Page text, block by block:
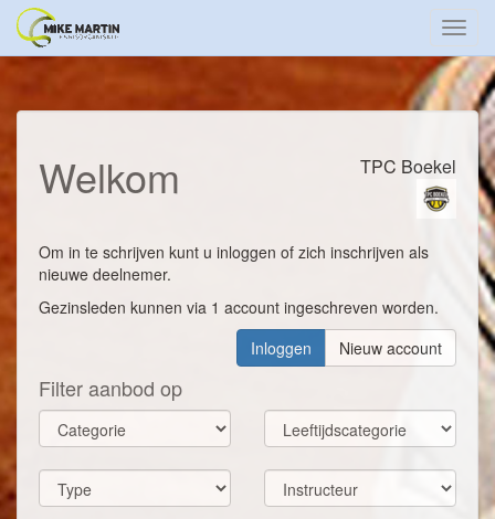
Welkom TPC Boekel
Om in te schrijven kunt u inloggen of zich inschrijven als
nieuwe deelnemer.
Gezinsleden kunnen via 1 account ingeschreven worden.
Inloggen
Nieuw account
Filter aanbod op